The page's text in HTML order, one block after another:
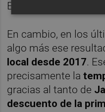
Esto supone un
En cambio, en los
algo más ese
local desde 2017.
precisamente la
gracias al tanto de
descuento de la